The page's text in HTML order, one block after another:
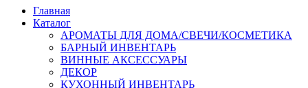
Главная
Каталог
АРОМАТЫ ДЛЯ ДОМА/СВЕЧИ/КОСМЕТИКА
БАРНЫЙ ИНВЕНТАРЬ
ВИННЫЕ АКСЕССУАРЫ
ДЕКОР
КУХОННЫЙ ИНВЕНТАРЬ